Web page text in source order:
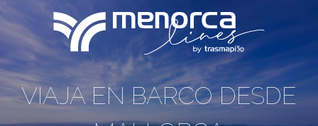
VIAJA EN BARCO DESDE